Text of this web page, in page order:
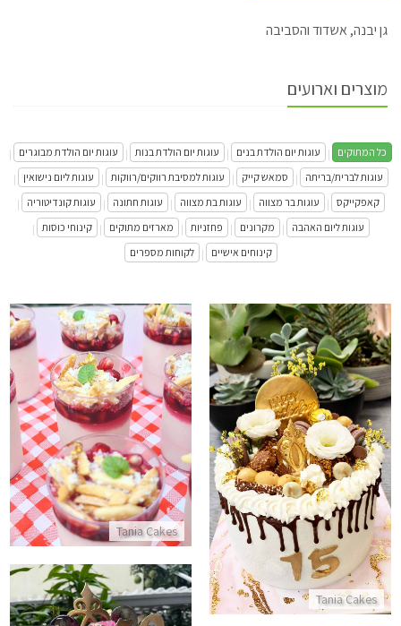
גן יבנה, אשדוד והסביבה
מוצרים וארועים
כל המתוקים | עוגות יום הולדת בנים | עוגות יום הולדת בנות | עוגות יום הולדת מבוגרים
|
עוגות לברית/בריתה
| סמאש קייק | עוגות למסיבת רווקים/רווקות | עוגות ליום נישואין
|
קאפקייקס | עוגות בר מצווה | עוגות בת מצווה | עוגות חתונה | עוגות קונדיטוריה
|
עוגות ליום האהבה
| מקרונים | פחזניות | מארזים מתוקים | קינוחי כוסות |
קינוחים אישיים
| לקוחות מספרים
Tania Cakes
מארז מלבי פרווה
התקשר/י
Tania Cakes
עוגת יום הולדת מושלמת
התקשר/י